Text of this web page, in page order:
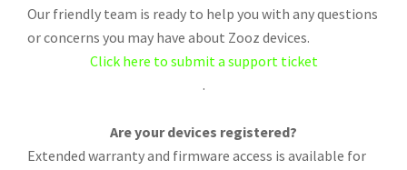
Our friendly team is ready to help you with any questions
or concerns you may have about Zooz devices.
Click here to submit a support ticket
.
Are your devices registered?
Extended warranty and firmware access is available for